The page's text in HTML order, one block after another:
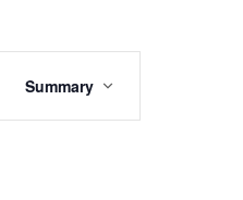
Views
Summary